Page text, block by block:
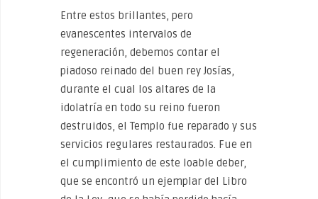
Entre estos brillantes, pero
evanescentes intervalos de
regeneración, debemos contar el
piadoso reinado del buen rey Josías,
durante el cual los altares de la
idolatría en todo su reino fueron
destruidos, el Templo fue reparado y sus
servicios regulares restaurados. Fue en
el cumplimiento de este loable deber,
que se encontró un ejemplar del Libro